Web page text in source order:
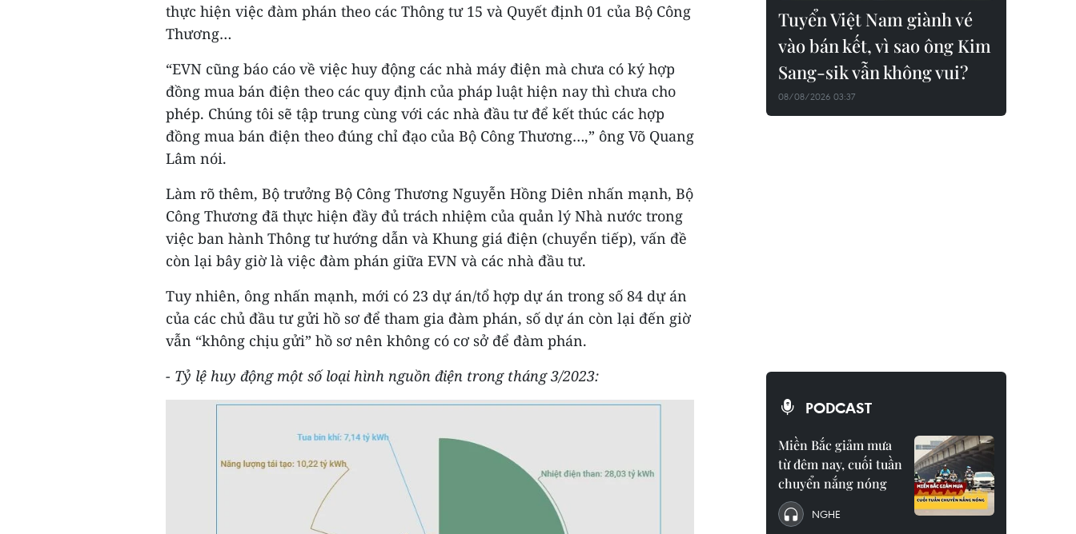
thực hiện việc đàm phán theo các Thông tư 15 và Quyết định 01 của Bộ Công
Thương…
“EVN cũng báo cáo về việc huy động các nhà máy điện mà chưa có ký hợp
đồng mua bán điện theo các quy định của pháp luật hiện nay thì chưa cho
phép. Chúng tôi sẽ tập trung cùng với các nhà đầu tư để kết thúc các hợp
đồng mua bán điện theo đúng chỉ đạo của Bộ Công Thương…,” ông Võ Quang
Lâm nói.
Làm rõ thêm, Bộ trưởng Bộ Công Thương Nguyễn Hồng Diên nhấn mạnh, Bộ
Công Thương đã thực hiện đầy đủ trách nhiệm của quản lý Nhà nước trong
việc ban hành Thông tư hướng dẫn và Khung giá điện (chuyển tiếp), vấn đề
còn lại bây giờ là việc đàm phán giữa EVN và các nhà đầu tư.
Tuy nhiên, ông nhấn mạnh, mới có 23 dự án/tổ hợp dự án trong số 84 dự án
của các chủ đầu tư gửi hồ sơ để tham gia đàm phán, số dự án còn lại đến giờ
vẫn “không chịu gửi” hồ sơ nên không có cơ sở để đàm phán.
- Tỷ lệ huy động một số loại hình nguồn điện trong tháng 3/2023:
Tuyển Việt Nam giành vé
vào bán kết, vì sao ông Kim
Sang-sik vẫn không vui?
08/08/2026 03:37
PODCAST
Miền Bắc giảm mưa
từ đêm nay, cuối tuần
chuyển nắng nóng
NGHE